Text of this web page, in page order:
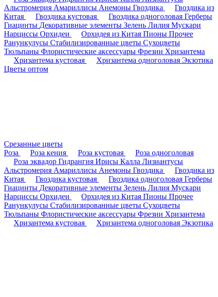
Альстромерия Амариллисы Анемоны Гвоздика
Гвоздика из
Китая
Гвоздика кустовая Гвоздика одноголовая Герберы
Гиацинты Декоративные элементы Зелень Лилия Мускари
Нарциссы Орхидеи Орхидея из Китая Пионы Прочее
Ранункулусы Стабилизированные цветы Сухоцветы
Тюльпаны Флористические аксессуары Фрезии Хризантема
Хризантема кустовая
Хризантема одноголовая Экзотика
Цветы оптом
Срезанные цветы
Роза
Роза кения Роза кустовая
Роза одноголовая
Роза эквадор Гидрангия Ирисы Калла Лизиантусы
Альстромерия Амариллисы Анемоны Гвоздика
Гвоздика из
Китая
Гвоздика кустовая Гвоздика одноголовая Герберы
Гиацинты Декоративные элементы Зелень Лилия Мускари
Нарциссы Орхидеи Орхидея из Китая Пионы Прочее
Ранункулусы Стабилизированные цветы Сухоцветы
Тюльпаны Флористические аксессуары Фрезии Хризантема
Хризантема кустовая
Хризантема одноголовая Экзотика